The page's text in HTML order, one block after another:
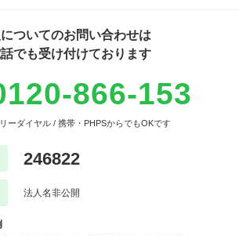
ついてのお問い合わせは
でも受け付けております
866-153
ーダイヤル / 携帯・PHPSからでもOKです
246822
法人名非公開